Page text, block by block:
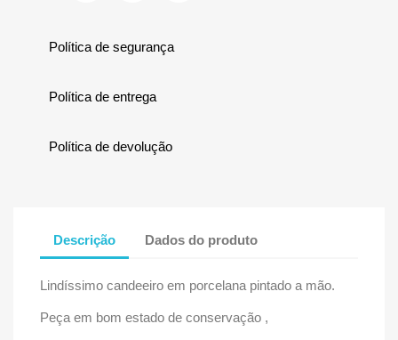
Política de segurança
Política de entrega
Política de devolução
Descrição Dados do produto
Lindíssimo candeeiro em porcelana pintado a mão.
Peça em bom estado de conservação ,